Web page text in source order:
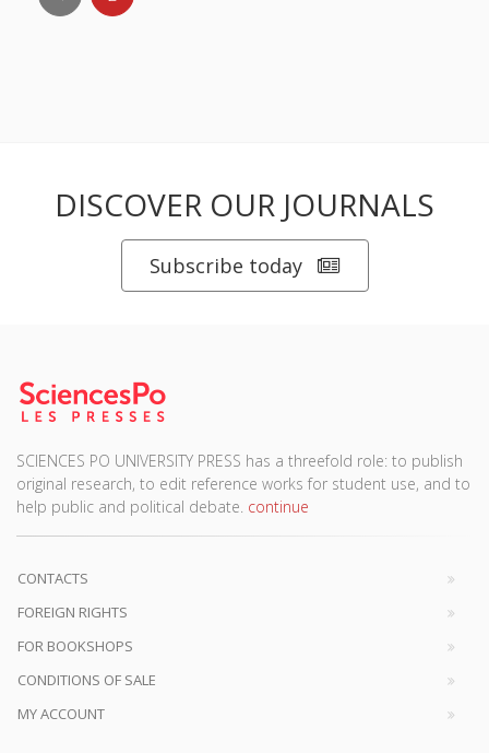
DISCOVER OUR JOURNALS
Subscribe today
SCIENCES PO UNIVERSITY PRESS has a threefold role: to publish
original research, to edit reference works for student use, and to
help public and political debate. continue
CONTACTS
FOREIGN RIGHTS
FOR BOOKSHOPS
CONDITIONS OF SALE
MY ACCOUNT